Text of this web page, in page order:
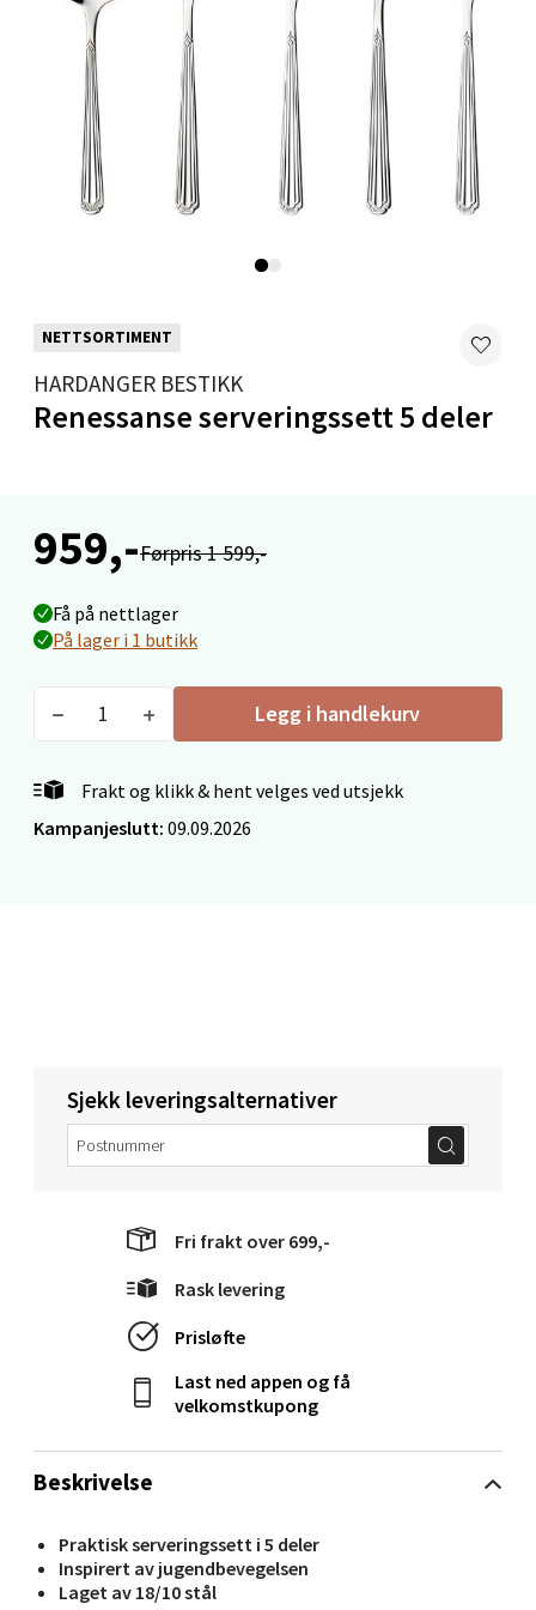
NETTSORTIMENT
HARDANGER BESTIKK
Renessanse serveringssett 5 deler
959,-Førpris 1 599,-
Få på nettlager
På lager i 1 butikk
Legg i handlekurv
Frakt og klikk & hent velges ved utsjekk
Kampanjeslutt: 09.09.2026
Beskrivelse
Praktisk serveringssett i 5 deler
Inspirert av jugendbevegelsen
Laget av 18/10 stål
Sjekk leveringsalternativer
Fri frakt over 699,-
Rask levering
Prisløfte
Last ned appen og få
velkomstkupong
Oslo - Linderud
Erich Mogensøns vei 38, 0594 Oslo
Åpent i dag 10-19
0 i butikk
Bryne/Jæren - M44
Stavanger og Sandnes - Thon
Senter Madla
Madlakrossen nr 9, 4042 Stavanger
Åpent i dag 10-19
Moafjæra 14, 7606 Levanger
Åpent i dag 10-18
Skarvøyveien 55, 4517 Mandal
0 i butikk